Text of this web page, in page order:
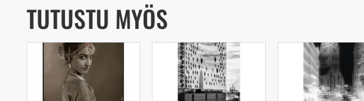
TUTUSTU MYÖS